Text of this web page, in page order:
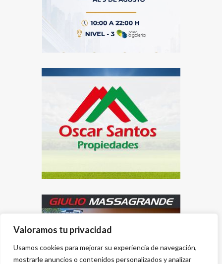
Valoramos tu privacidad
Usamos cookies para mejorar su experiencia de navegación,
mostrarle anuncios o contenidos personalizados y analizar